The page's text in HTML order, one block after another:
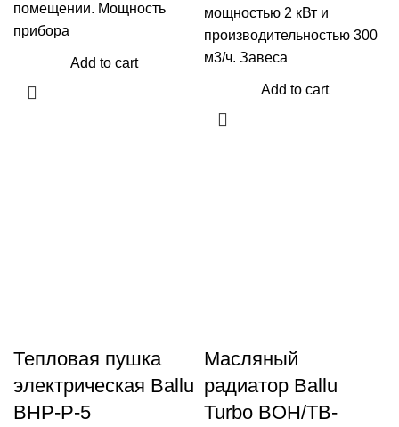
помещении. Мощность
прибора
Add to cart
мощностью 2 кВт и
производительностью 300
м3/ч. Завеса
Add to cart
Тепловая пушка
электрическая Ballu
BHP-P-5
Масляный
радиатор Ballu
Turbo BOH/TB-